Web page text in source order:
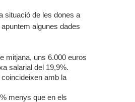
situació de les dones a
algunes dades
mitjana, uns 6.000 euros
salarial del 19,9%.
coincideixen amb la
menys que en els